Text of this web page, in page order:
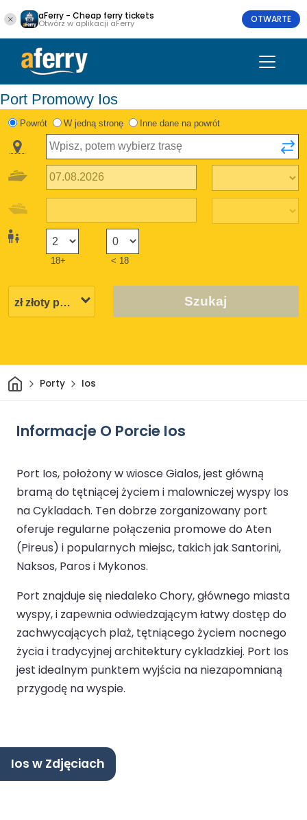
aFerry - Cheap ferry tickets
Otwórz w aplikacji aFerry OTWARTE
Port Promowy Ios
Powrót W jedną stronę Inne dane na powrót
18+ < 18
Szukaj
DomPorty Ios
Informacje O Porcie Ios
Port Ios, położony w wiosce Gialos, jest główną
bramą do tętniącej życiem i malowniczej wyspy Ios
na Cykladach. Ten dobrze zorganizowany port
oferuje regularne połączenia promowe do Aten
(Pireus) i popularnych miejsc, takich jak Santorini,
Naksos, Paros i Mykonos.
Port znajduje się niedaleko Chory, głównego miasta
wyspy, i zapewnia odwiedzającym łatwy dostęp do
zachwycających plaż, tętniącego życiem nocnego
życia i tradycyjnej architektury cykladzkiej. Port Ios
jest idealnym punktem wyjścia na niezapomnianą
przygodę na wyspie.
Ios w Zdjęciach